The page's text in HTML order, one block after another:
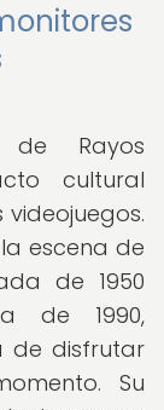
de Rayos
cultural
escena de
de 1950
de 1990,
de disfrutar
Su